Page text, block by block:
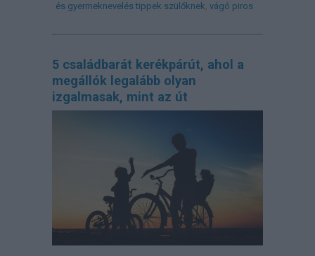
és gyermeknevelés tippek szülőknek, vágó piros
5 családbarát kerékpárút, ahol a
megállók legalább olyan
izgalmasak, mint az út